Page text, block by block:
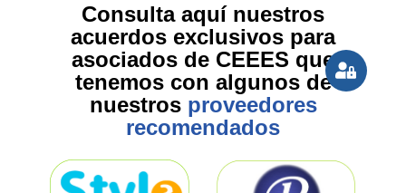
Consulta aquí nuestros
acuerdos exclusivos para
asociados de CEEES que
tenemos con algunos de
nuestros proveedores
recomendados